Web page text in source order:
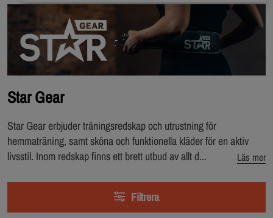
Star Gear
Star Gear erbjuder träningsredskap och utrustning för
hemmaträning, samt sköna och funktionella kläder för en aktiv
livsstil. Inom redskap finns ett brett utbud av allt d...
Läs mer
Filtrera